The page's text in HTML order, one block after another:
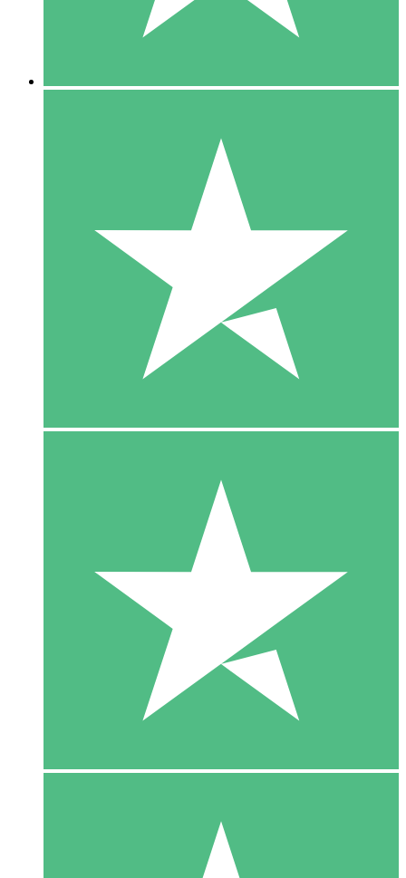
US$1500
10 Download
20